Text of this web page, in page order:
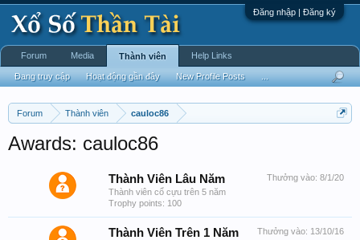
Đăng nhập | Đăng ký
Forum Thành viên cauloc86
Awards: cauloc86
Thưởng vào: 8/1/20
Thành Viên Lâu Năm
Thành viên cổ cựu trên 5 năm
Trophy points: 100
Thưởng vào: 13/10/16
Thành Viên Trên 1 Năm
Forum Media Thành viên
Đang truy cập Hoạt động gần đây New Profile Posts
Help Links